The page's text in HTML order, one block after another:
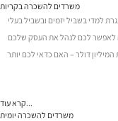
משרדים להשכרה בקריות
למדי בשביל יזמים ובשביל בעלי
לאפשר לכם לנהל את העסק שלכם
דולר – האם כדאי לכם יותר
קרא עוד...
משרדים להשכרה יומית